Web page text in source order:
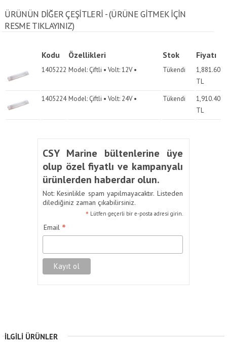
ÜRÜNÜN DİĞER ÇEŞİTLERİ - (ÜRÜNE GITMEK IÇIN
RESME TIKLAYINIZ)
Kodu Özellikleri Stok Fiyatı
1405222 Model: Çiftli • Volt: 12V • Tükendi
1,881.60
TL
1405224 Model: Çiftli • Volt: 24V • Tükendi
1,910.40
TL
CSY Marine bültenlerine üye
olup özel fiyatlı ve kampanyalı
ürünlerden haberdar olun.
Not: Kesinlikle spam yapılmayacaktır. Listeden
dilediğiniz zaman çıkabilirsiniz.
* Lütfen geçerli bir e-posta adresi girin.
Email *
İLGILI ÜRÜNLER